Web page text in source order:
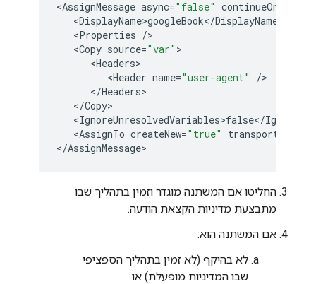
<AssignMessage async="false" continueOnError
<DisplayName>googleBook</DisplayName
<Properties /
<Copy source="var"
<Headers
<Header name="user-agent" /
</Headers
</Copy
<IgnoreUnresolvedVariables>false</
<AssignTo createNew="true" transport
</AssignMessage
החליטו אם המשתנה מוגדר וזמין בתהליך שבו
מתבצעת מדיניות הקצאת הודעה.
אם המשתנה הוא:
לא בהיקף (לא זמין בתהליך הספציפי
שבו המדיניות מופעלת) או